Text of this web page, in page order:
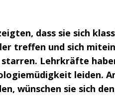
dass sie sich
treffen und sich
Lehrkräfte
leiden.
wünschen sie sich